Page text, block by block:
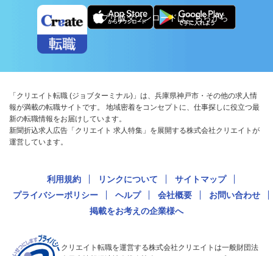
アプリ版ダウンロードはこちらから
「クリエイト転職 (ジョブターミナル)」は、兵庫県神戸市・その他の求人情
報が満載の転職サイトです。 地域密着をコンセプトに、仕事探しに役立つ最
新の転職情報をお届けしています。
新聞折込求人広告「クリエイト 求人特集」を展開する株式会社クリエイトが
運営しています。
利用規約 リンクについて
サイトマップ
プライバシーポリシー
ヘルプ 会社概要
お問い合わせ
掲載をお考えの企業様へ
クリエイト転職を運営する株式会社クリエイトは一般財団法